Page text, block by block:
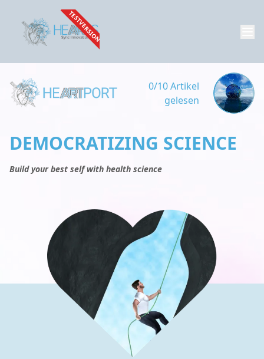
TESTVERSION
0/10 Artikel
gelesen
DEMOCRATIZING SCIENCE
Build your best self with health science